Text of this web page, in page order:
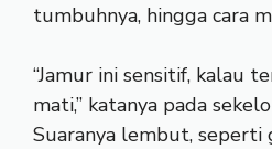
tumbuhnya, hingga cara
“Jamur ini sensitif, kalau
mati,” katanya pada
Suaranya lembut, seperti